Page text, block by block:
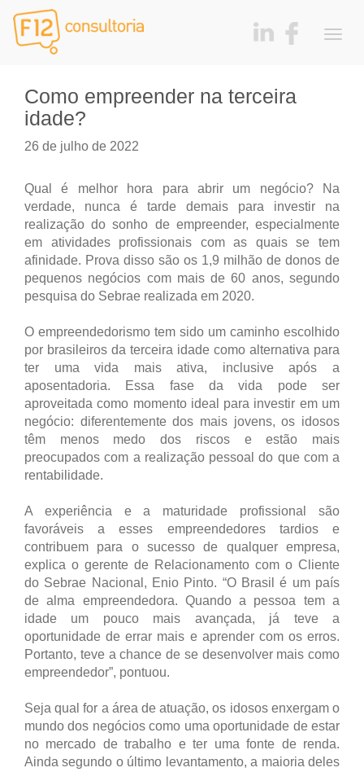
Como empreender na terceira
idade?
26 de julho de 2022
Qual é melhor hora para abrir um negócio? Na
verdade, nunca é tarde demais para investir na
realização do sonho de empreender, especialmente
em atividades profissionais com as quais se tem
afinidade. Prova disso são os 1,9 milhão de donos de
pequenos negócios com mais de 60 anos, segundo
pesquisa do Sebrae realizada em 2020.
O empreendedorismo tem sido um caminho escolhido
por brasileiros da terceira idade como alternativa para
ter uma vida mais ativa, inclusive após a
aposentadoria. Essa fase da vida pode ser
aproveitada como momento ideal para investir em um
negócio: diferentemente dos mais jovens, os idosos
têm menos medo dos riscos e estão mais
preocupados com a realização pessoal do que com a
rentabilidade.
A experiência e a maturidade profissional são
favoráveis a esses empreendedores tardios e
contribuem para o sucesso de qualquer empresa,
explica o gerente de Relacionamento com o Cliente
do Sebrae Nacional, Enio Pinto. “O Brasil é um país
de alma empreendedora. Quando a pessoa tem a
idade um pouco mais avançada, já teve a
oportunidade de errar mais e aprender com os erros.
Portanto, teve a chance de se desenvolver mais como
empreendedor”, pontuou.
Seja qual for a área de atuação, os idosos enxergam o
mundo dos negócios como uma oportunidade de estar
no mercado de trabalho e ter uma fonte de renda.
Ainda segundo o último levantamento, a maioria deles